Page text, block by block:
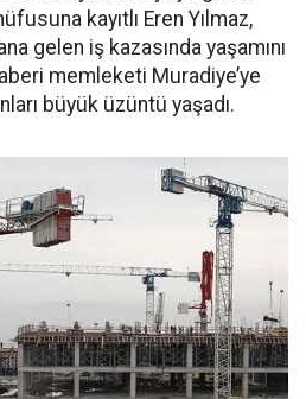
kayıtlı Eren Yılmaz,
gelen iş kazasında yaşamını
memleketi Muradiye’ye
büyük üzüntü yaşadı.